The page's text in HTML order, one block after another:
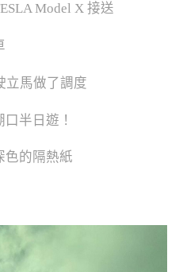
Model X 接送
立馬做了調度
半日遊！
色的隔熱紙